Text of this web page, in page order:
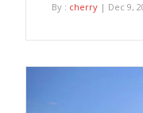
By : cherry | Dec 9,